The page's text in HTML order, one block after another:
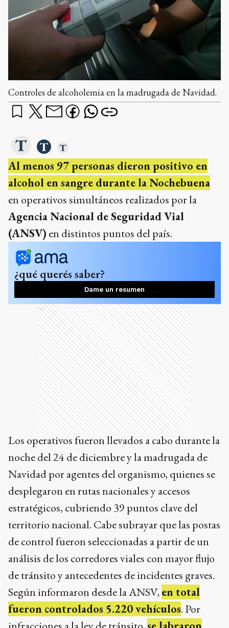
Controles de alcoholemia en la madrugada de Navidad.
Al menos 97 personas dieron positivo en
alcohol en sangre durante la Nochebuena
en operativos simultáneos realizados por la
Agencia Nacional de Seguridad Vial
(ANSV) en distintos puntos del país.
¿qué querés saber?
Dame un resumen
Ads
Los operativos fueron llevados a cabo durante la
noche del 24 de diciembre y la madrugada de
Navidad por agentes del organismo, quienes se
desplegaron en rutas nacionales y accesos
estratégicos, cubriendo 39 puntos clave del
territorio nacional. Cabe subrayar que las postas
de control fueron seleccionadas a partir de un
análisis de los corredores viales con mayor flujo
de tránsito y antecedentes de incidentes graves.
Según informaron desde la ANSV, en total
fueron controlados 5.220 vehículos. Por